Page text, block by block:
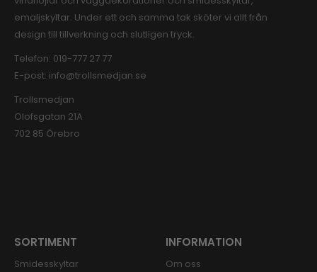
emaljskyltar. Under ett och samma tak sköter vi allt från
design till tillverkning och slutligen tryck.
Telefon: 019-777 27 77
E-post: info@trollsmedjan.se
Trollsmedjan
Olofsgatan 21A
702 85 Örebro
SORTIMENT
Smidesskyltar
INFORMATION
Om oss